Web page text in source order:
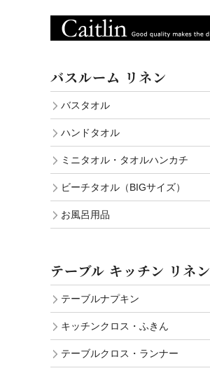
バスルーム リネン
バスタオル
ハンドタオル
ミニタオル・タオルハンカチ
ビーチタオル（BIGサイズ）
お風呂用品
テーブル キッチン リネン
テーブルナプキン
キッチンクロス・ふきん
テーブルクロス・ランナー